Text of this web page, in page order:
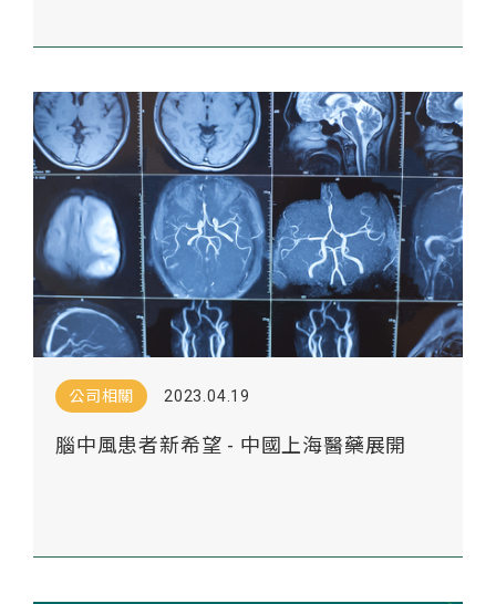
公司相關 2023.04.19
腦中風患者新希望 - 中國上海醫藥展開